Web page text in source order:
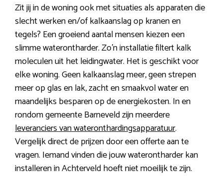
Zit jij in de woning ook met situaties als apparaten die
slecht werken en/of kalkaanslag op kranen en
tegels? Een groeiend aantal mensen kiezen een
slimme waterontharder. Zo’n installatie filtert kalk
moleculen uit het leidingwater. Het is geschikt voor
elke woning. Geen kalkaanslag meer, geen strepen
meer op glas en lak, zacht en smaakvol water en
maandelijks besparen op de energiekosten. In en
rondom gemeente Barneveld zijn meerdere
leveranciers van wateronthardingsapparatuur.
Vergelijk direct de prijzen door een offerte aan te
vragen. Iemand vinden die jouw waterontharder kan
installeren in Achterveld hoeft niet moeilijk te zijn.